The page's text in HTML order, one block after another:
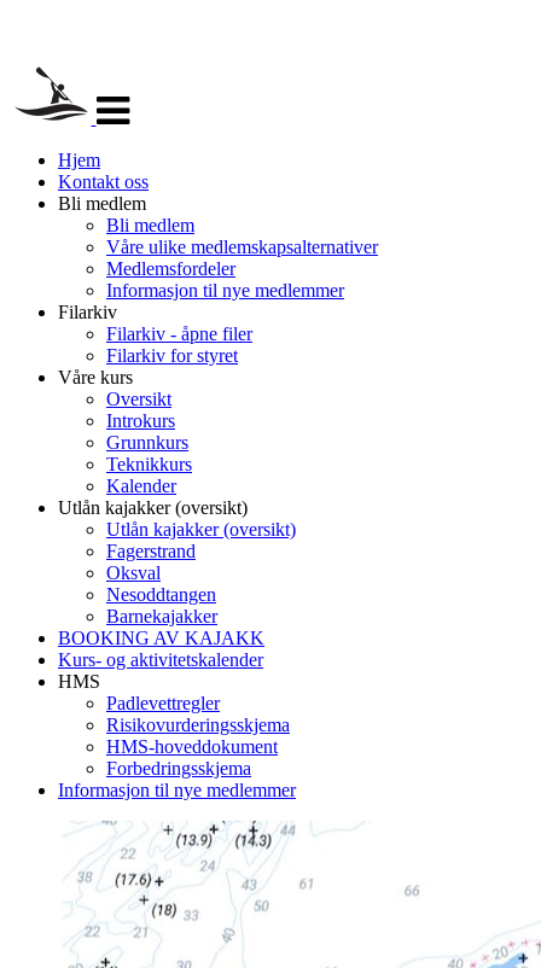
navigasjon
Hjem
Kontakt oss
Bli medlem
Bli medlem
Våre ulike medlemskapsalternativer
Medlemsfordeler
Informasjon til nye medlemmer
Filarkiv
Filarkiv - åpne filer
Filarkiv for styret
Våre kurs
Oversikt
Introkurs
Grunnkurs
Teknikkurs
Kalender
Utlån kajakker (oversikt)
Utlån kajakker (oversikt)
Fagerstrand
Oksval
Nesoddtangen
Barnekajakker
BOOKING AV KAJAKK
Kurs- og aktivitetskalender
HMS
Padlevettregler
Risikovurderingsskjema
HMS-hoveddokument
Forbedringsskjema
Informasjon til nye medlemmer